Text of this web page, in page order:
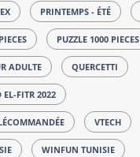
PRINTEMPS - ÉTÉ
PUZZLE 1000 PIECES
ADULTE QUERCETTI
EL-FITR 2022
VTECH
WINFUN TUNISIE